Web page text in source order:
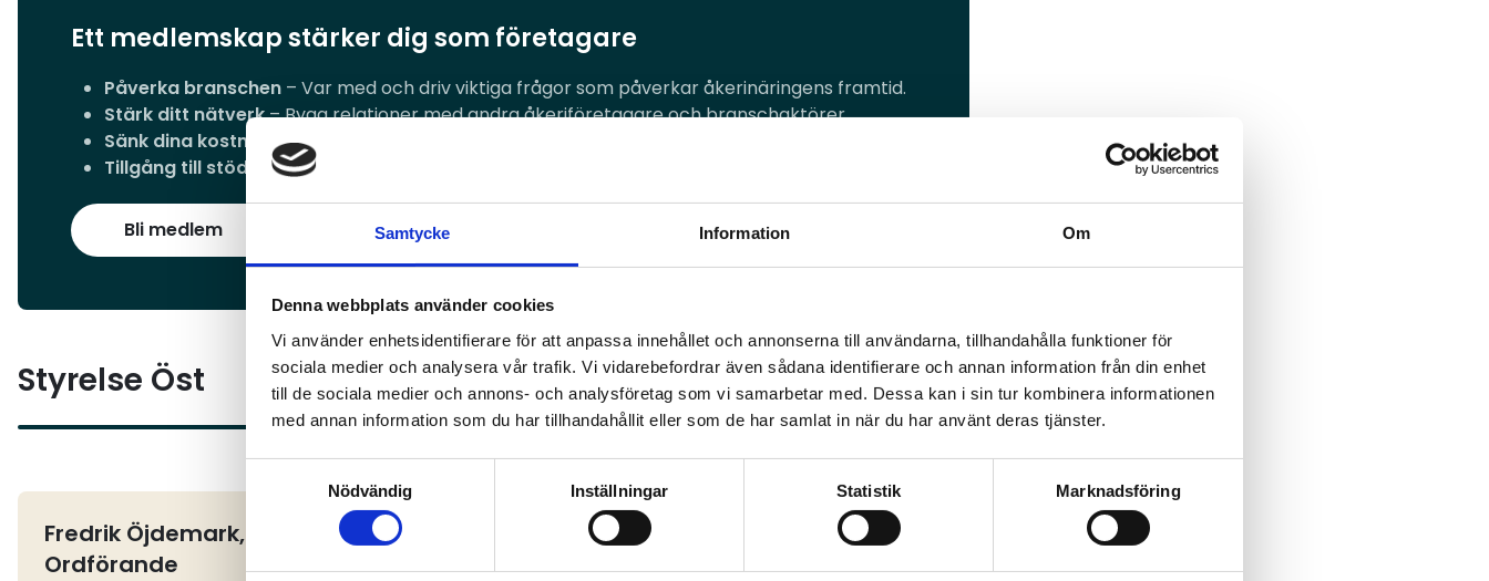
Samtycke Information Om
Denna webbplats använder cookies
Vi använder enhetsidentifierare för att anpassa innehållet och annonserna till användarna, tillhandahålla funktioner för
sociala medier och analysera vår trafik. Vi vidarebefordrar även sådana identifierare och annan information från din enhet
till de sociala medier och annons- och analysföretag som vi samarbetar med. Dessa kan i sin tur kombinera informationen
med annan information som du har tillhandahållit eller som de har samlat in när du har använt deras tjänster.
Nödvändig
Inställningar Statistik Marknadsföring
Ett medlemskap stärker dig som företagare
Påverka branschen – Var med och driv viktiga frågor som påverkar åkerinäringens framtid.
Stärk ditt nätverk– Bygg relationer med andra åkeriföretagare och branschaktörer.
Sänk dina kostnader– Ta del av medlemsförmåner, rabatter och verktyg.
Tillgång till stöd & kunskap
Bli medlem
Styrelse Öst
Fredrik Öjdemark,
Ordförande
Erik Alfredsson, vice
ordf.
Liselotte Eriksson
Dahl